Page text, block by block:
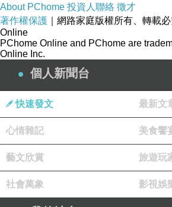
免校車和送子車在行駛中超速
子“黑車”力度，對農村、城鄉
決查處私自從事接送學生的非
是要加強農村紅白喜事包車運
紅白喜事承辦人使用無牌、無
檢驗或檢驗不合格的車輛，禁
裝，超員、超速、超載、疲勞
數字據統計，今年1至7月，我
事故，死亡128人，事故起數比
中道路交通事故24起，占
68.5%。從事故原因看，絕大
About PChome 投資人聯絡 徵才
著作權保護 ｜網路家庭版權所有、轉載
Online
PChome Online and PChome are
Online Inc.
個人新聞台
快速發文 最新文
心情雜記 美食饗
藝文欣賞 旅遊玩
社會萬象 影視娛